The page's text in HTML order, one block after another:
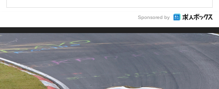
Sponsored by